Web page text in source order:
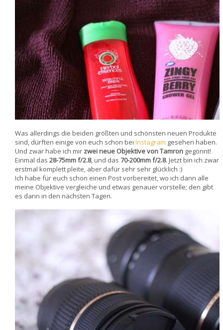
Was allerdings die beiden größten und schönsten neuen Produkte
sind, dürften einige von euch schon bei Instagram gesehen haben.
Und zwar habe ich mir zwei neue Objektive von Tamron gegönnt!
Einmal das 28-75mm f/2.8, und das 70-200mm f/2.8. Jetzt bin ich zwar
erstmal komplett pleite, aber dafür sehr sehr glücklich :)
Ich habe für euch schon einen Post vorbereitet, wo ich dann alle
meine Objektive vergleiche und etwas genauer vorstelle; den gibt
es dann in den nächsten Tagen.